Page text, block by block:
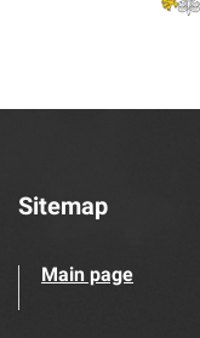
Sitemap
Main page